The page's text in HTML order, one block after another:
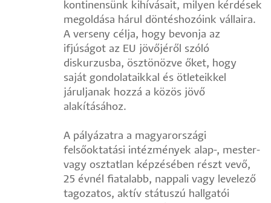
kontinensünk kihívásait, milyen kérdések
megoldása hárul döntéshozóink vállaira.
A verseny célja, hogy bevonja az
ifjúságot az EU jövőjéről szóló
diskurzusba, ösztönözve őket, hogy
saját gondolataikkal és ötleteikkel
járuljanak hozzá a közös jövő
alakításához.
A pályázatra a magyarországi
felsőoktatási intézmények alap-, mester-
vagy osztatlan képzésében részt vevő,
25 évnél fiatalabb, nappali vagy levelező
tagozatos, aktív státuszú hallgatói